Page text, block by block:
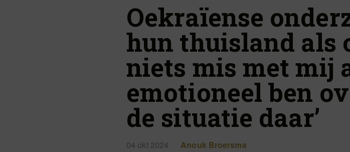
Oekraïense
hun thuisland als
niets mis met mij
emotioneel ben
de situatie daar’
04 okt 2024 Anouk Broersma